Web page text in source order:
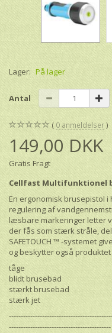
Lager: På lager
Antal
0 anmeldelser
149,00 DKK
Gratis Fragt
Cellfast Multifunktionel
En ergonomisk brusepistol
regulering af
læsbare markeringer letter
der fås som stærk stråle,
SAFETOUCH ™ -systemet
og beskytter også
tåge
blidt brusebad
stærkt brusebad
stærk jet
-------------------------------------------